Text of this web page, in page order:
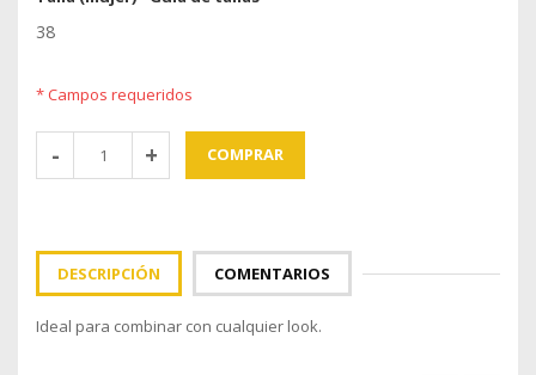
38
* Campos requeridos
COMPRAR
DESCRIPCIÓN COMENTARIOS
Ideal para combinar con cualquier look.